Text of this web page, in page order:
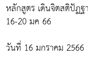
หลักสูตร เดินจิตสติปัฏ
16-20 มค 66
วันที่ 16 มกราคม 2566